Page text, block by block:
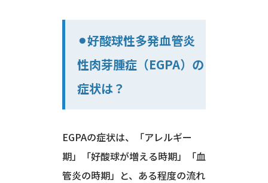
⚫︎好酸球性多発血管炎
性肉芽腫症（EGPA）の
症状は？
EGPAの症状は、「アレルギー
期」「好酸球が増える時期」「血
管炎の時期」と、ある程度の流れ